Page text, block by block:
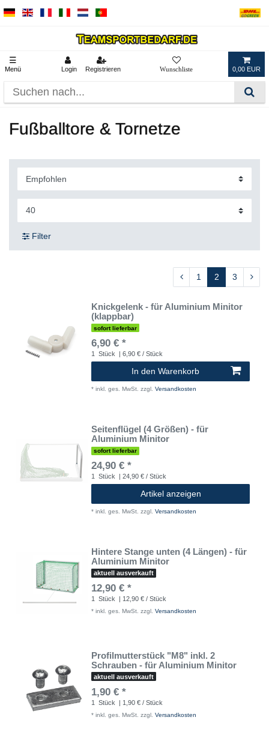
☰
Menü Login Registrieren 0,00 EUR
Fußballtore & Tornetze
Filter
1 2 3
Knickgelenk - für Aluminium Minitor
(klappbar)
sofort lieferbar
6,90 € *
1 Stück | 6,90 € / Stück
In den Warenkorb
* inkl. ges. MwSt. zzgl. Versandkosten
Seitenflügel (4 Größen) - für
Aluminium Minitor
sofort lieferbar
24,90 € *
1 Stück | 24,90 € / Stück
Artikel anzeigen
* inkl. ges. MwSt. zzgl. Versandkosten
Hintere Stange unten (4 Längen) - für
Aluminium Minitor
aktuell ausverkauft
12,90 € *
1 Stück | 12,90 € / Stück
* inkl. ges. MwSt. zzgl. Versandkosten
Profilmutterstück "M8" inkl. 2
Schrauben - für Aluminium Minitor
aktuell ausverkauft
1,90 € *
1 Stück | 1,90 € / Stück
* inkl. ges. MwSt. zzgl. Versandkosten